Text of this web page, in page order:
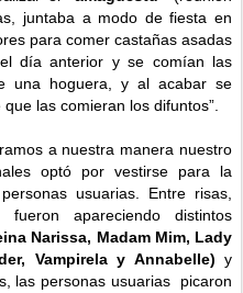
juntaba a modo de fiesta en
para comer castañas asadas
día anterior y se comían las
una hoguera, y al acabar se
las comieran los difuntos”.
a nuestra manera nuestro
optó por vestirse para la
usuarias. Entre risas,
fueron apareciendo distintos
Narissa, Madam Mim, Lady
Vampirela y Annabelle) y
las personas usuarias picaron